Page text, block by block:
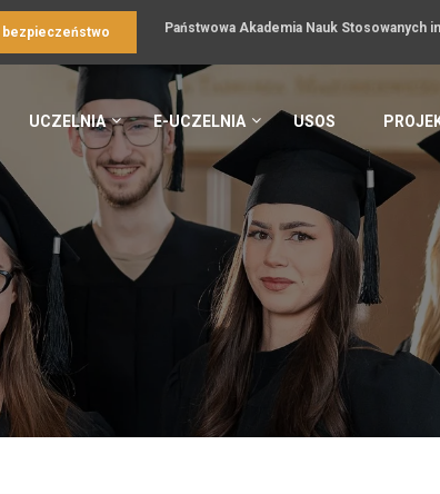
Państwowa Akademia Nauk Stosowanych
UCZELNIA E-UCZELNIA USOS